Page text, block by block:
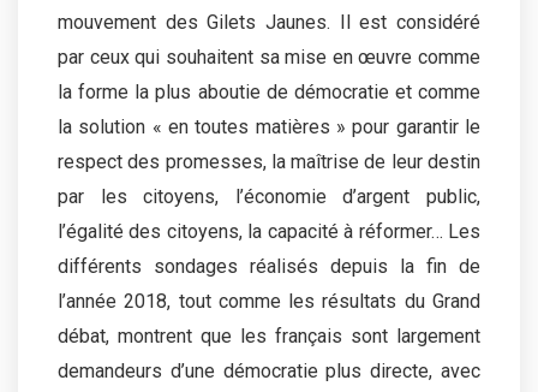
mouvement des Gilets Jaunes. Il est considéré
par ceux qui souhaitent sa mise en œuvre comme
la forme la plus aboutie de démocratie et comme
la solution « en toutes matières » pour garantir le
respect des promesses, la maîtrise de leur destin
par les citoyens, l’économie d’argent public,
l’égalité des citoyens, la capacité à réformer… Les
différents sondages réalisés depuis la fin de
l’année 2018, tout comme les résultats du Grand
débat, montrent que les français sont largement
demandeurs d’une démocratie plus directe, avec